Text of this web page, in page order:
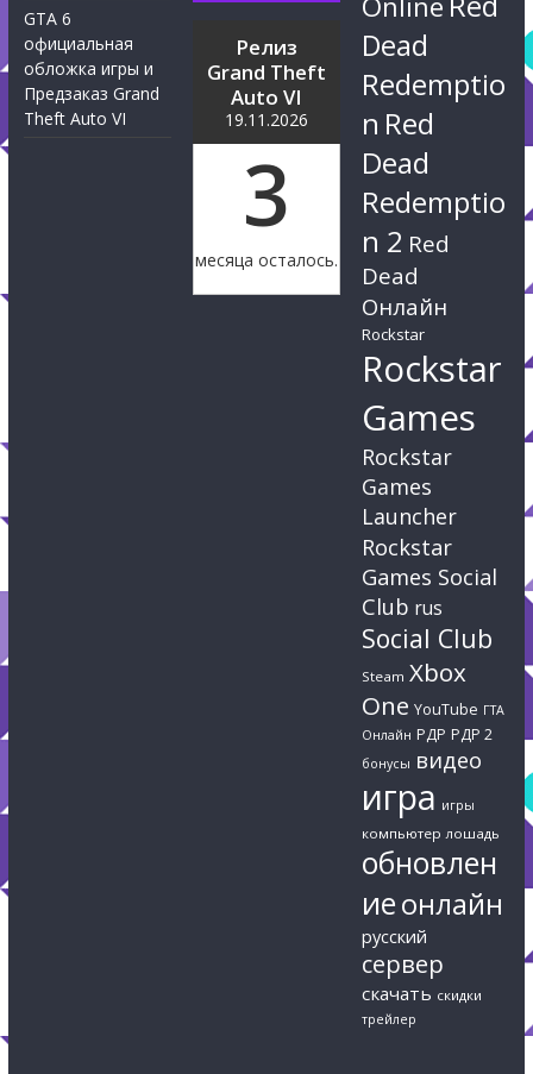
GTA 6
официальная
обложка игры и
Предзаказ Grand
Theft Auto VI
Релиз
Grand Theft
Auto VI
19.11.2026
3
месяца осталось.
Dead
Redemptio
n Red
Dead
Redemptio
n 2 Red
Dead
Онлайн
Rockstar
Rockstar
Games
Rockstar
Games
Launcher
Rockstar
Games Social
Club rus
Social Club
Steam Xbox
One YouTube ГТА
Онлайн РДР РДР 2
бонусы видео
игра игры
компьютер лошадь
обновлен
иеонлайн
русский
сервер
скачать скидки
трейлер